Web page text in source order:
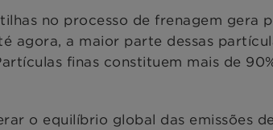
no processo de frenagem
agora, a maior parte dessas
finas constituem mais de
o equilíbrio global das emissões